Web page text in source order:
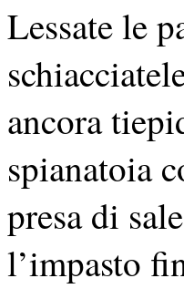
Lessate le
ancora
spianatoia
presa di
l’impasto